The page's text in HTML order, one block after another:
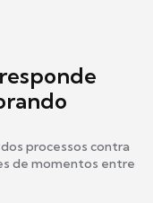
processos contra
de momentos entre